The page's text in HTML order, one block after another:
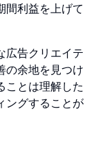
間利益を上げて
広告クリエイテ
の余地を見つけ
ことは理解した
ングすることが